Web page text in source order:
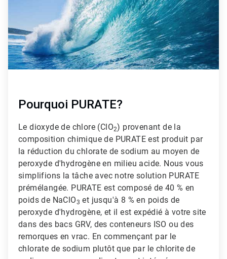
Pourquoi PURATE?
Le dioxyde de chlore (ClO2) provenant de la
composition chimique de PURATE est produit par
la réduction du chlorate de sodium au moyen de
peroxyde d'hydrogène en milieu acide. Nous vous
simplifions la tâche avec notre solution PURATE
prémélangée. PURATE est composé de 40 % en
poids de NaClO3 et jusqu'à 8 % en poids de
peroxyde d'hydrogène, et il est expédié à votre site
dans des bacs GRV, des conteneurs ISO ou des
remorques en vrac. En commençant par le
chlorate de sodium plutôt que par le chlorite de